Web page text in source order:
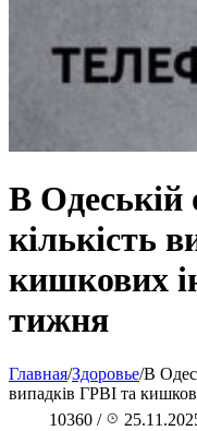
В Одеській
кількість
кишкових
тижня
Главная/Здоровье/В
випадків ГРВІ та
10360 /